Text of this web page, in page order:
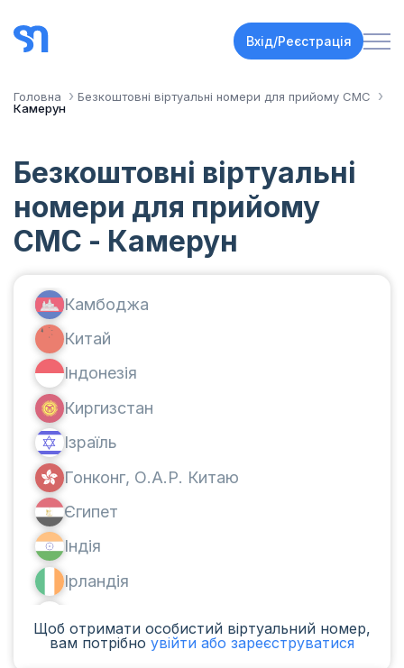
Вхід/Реєстрація
Головна
Безкоштовні віртуальні номери для прийому СМС
Камерун
Безкоштовні віртуальні
номери для прийому
СМС - Камерун
Камбоджа
Китай
Індонезія
Киргизстан
Ізраїль
Гонконг, О.А.Р. Китаю
Єгипет
Індія
Ірландія
Аргентина
Щоб отримати особистий віртуальний номер,
вам потрібно увійти або зареєструватися